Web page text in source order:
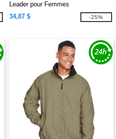
Leader pour Femmes
34,87 $
-25%